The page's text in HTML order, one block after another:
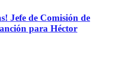
Jefe de Comisión de
para Héctor